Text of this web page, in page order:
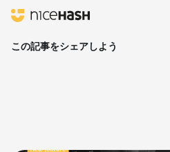
この記事をシェアしよう